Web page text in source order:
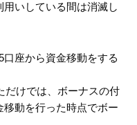
いしている間は消滅し
口座から資金移動をする
だけでは、ボーナスの付
動を行った時点でボー